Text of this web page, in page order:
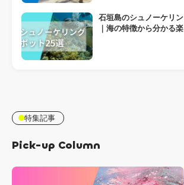
石垣島のシュノーケリ
｜海の特徴から分かる
特集記事
Pick-up Column